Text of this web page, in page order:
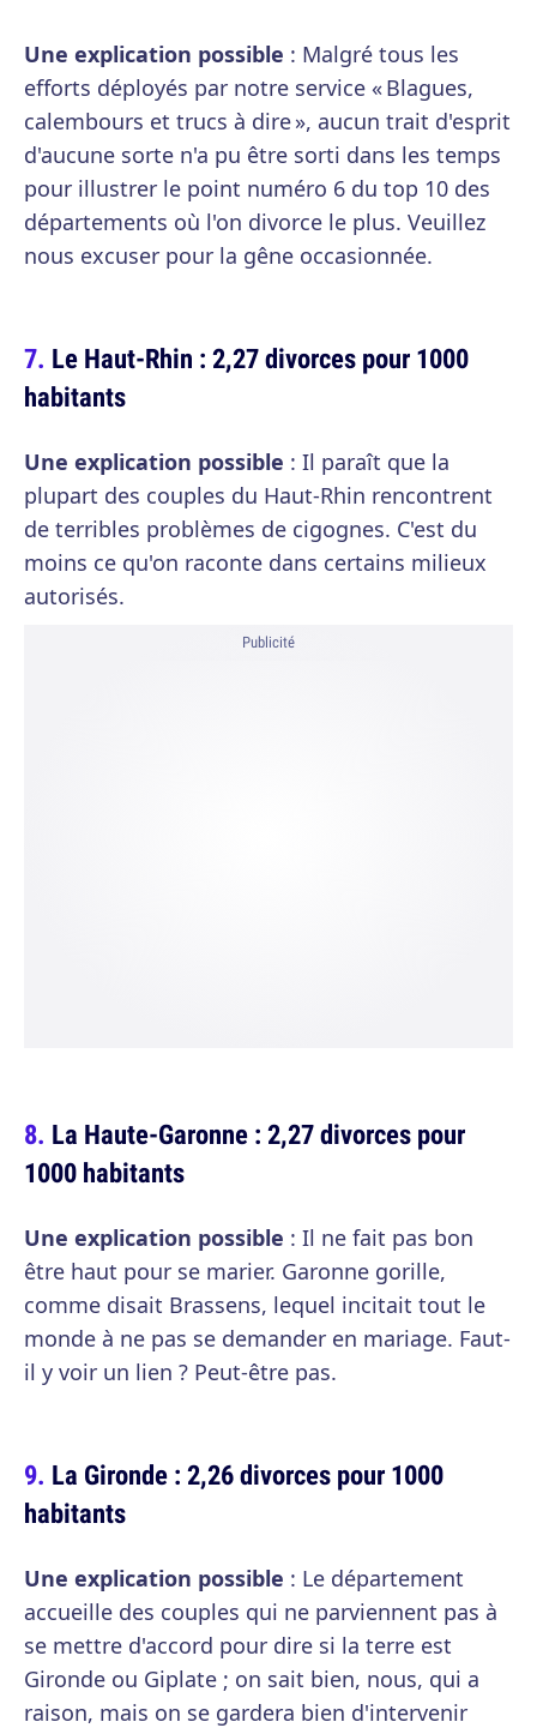
Une explication possible : Malgré tous les
efforts déployés par notre service « Blagues,
calembours et trucs à dire », aucun trait d'esprit
d'aucune sorte n'a pu être sorti dans les temps
pour illustrer le point numéro 6 du top 10 des
départements où l'on divorce le plus. Veuillez
nous excuser pour la gêne occasionnée.
Le Haut-Rhin : 2,27 divorces pour 1000
habitants
Une explication possible : Il paraît que la
plupart des couples du Haut-Rhin rencontrent
de terribles problèmes de cigognes. C'est du
moins ce qu'on raconte dans certains milieux
autorisés.
Publicité
La Haute-Garonne : 2,27 divorces pour
1000 habitants
Une explication possible : Il ne fait pas bon
être haut pour se marier. Garonne gorille,
comme disait Brassens, lequel incitait tout le
monde à ne pas se demander en mariage. Faut-
il y voir un lien ? Peut-être pas.
La Gironde : 2,26 divorces pour 1000
habitants
Une explication possible : Le département
accueille des couples qui ne parviennent pas à
se mettre d'accord pour dire si la terre est
Gironde ou Giplate ; on sait bien, nous, qui a
raison, mais on se gardera bien d'intervenir